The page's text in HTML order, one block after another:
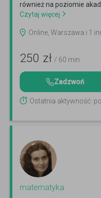
również na poziomie
Czytaj więcej
Online, Warszawa i 1
250 zł / 60 min
Zadzwoń
Ostatnia aktywność:
matematyka